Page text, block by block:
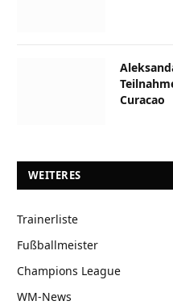
Curacao
WEITERES
Trainerliste
Fußballmeister
Champions League
WM-News